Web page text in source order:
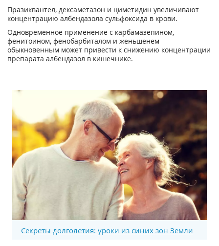
Празиквантел, дексаметазон и циметидин увеличивают
концентрацию албендазола сульфоксида в крови.
Одновременное применение с карбамазепином,
фенитоином, фенобарбиталом и женьшенем
обыкновенным может привести к снижению концентрации
препарата албендазол в кишечнике.
Секреты долголетия: уроки из синих зон Земли